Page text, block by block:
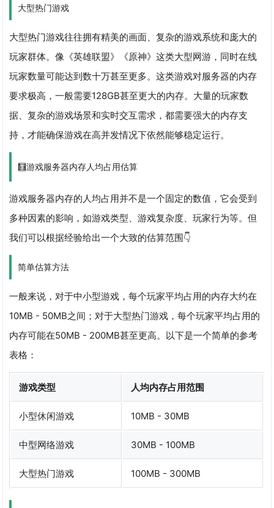
大型热门游戏
大型热门游戏往往拥有精美的画面、复杂的游戏系统和庞大的
玩家群体。像《英雄联盟》《原神》这类大型网游，同时在线
玩家数量可能达到数十万甚至更多。这类游戏对服务器的内存
要求极高，一般需要128GB甚至更大的内存。大量的玩家数
据、复杂的游戏场景和实时交互需求，都需要强大的内存支
持，才能确保游戏在高并发情况下依然能够稳定运行。
🧮游戏服务器内存人均占用估算
游戏服务器内存的人均占用并不是一个固定的数值，它会受到
多种因素的影响，如游戏类型、游戏复杂度、玩家行为等。但
我们可以根据经验给出一个大致的估算范围👇
简单估算方法
一般来说，对于中小型游戏，每个玩家平均占用的内存大约在
10MB - 50MB之间；对于大型热门游戏，每个玩家平均占用的
内存可能在50MB - 200MB甚至更高。以下是一个简单的参考
表格：
游戏类型 人均内存占用范围
小型休闲游戏 10MB - 30MB
中型网络游戏 30MB - 100MB
大型热门游戏 100MB - 300MB